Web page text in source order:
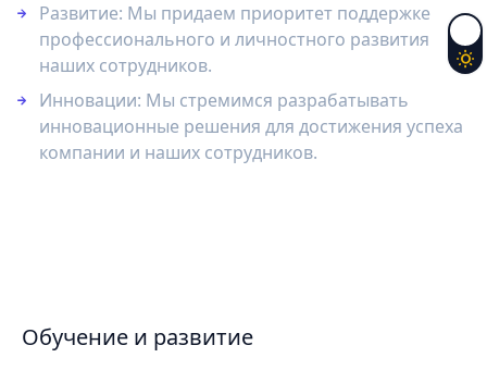
Развитие: Мы придаем приоритет поддержке
профессионального и личностного развития
наших сотрудников.
Инновации: Мы стремимся разрабатывать
инновационные решения для достижения успеха
компании и наших сотрудников.
Обучение и развитие